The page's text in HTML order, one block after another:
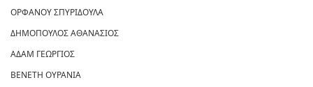
ΟΡΦΑΝΟΥ ΣΠΥΡΙΔΟΥΛΑ
ΔΗΜΟΠΟΥΛΟΣ ΑΘΑΝΑΣΙΟΣ
ΑΔΑΜ ΓΕΩΡΓΙΟΣ
ΒΕΝΕΤΗ ΟΥΡΑΝΙΑ